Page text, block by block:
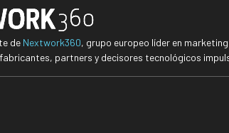
de Nextwork360, grupo europeo líder en
partners y decisores tecnológicos